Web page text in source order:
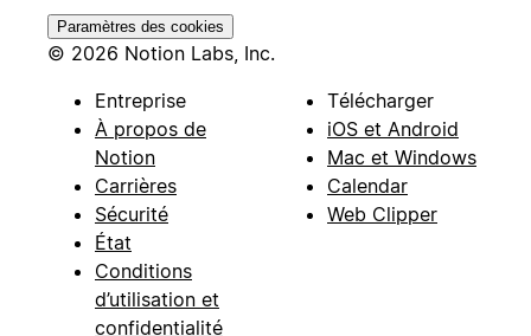
Paramètres des cookies
© 2026 Notion Labs, Inc.
Entreprise
À propos de
Notion
Carrières
Sécurité
État
Conditions
d’utilisation et
confidentialité
Télécharger
iOS et Android
Mac et Windows
Calendar
Web Clipper